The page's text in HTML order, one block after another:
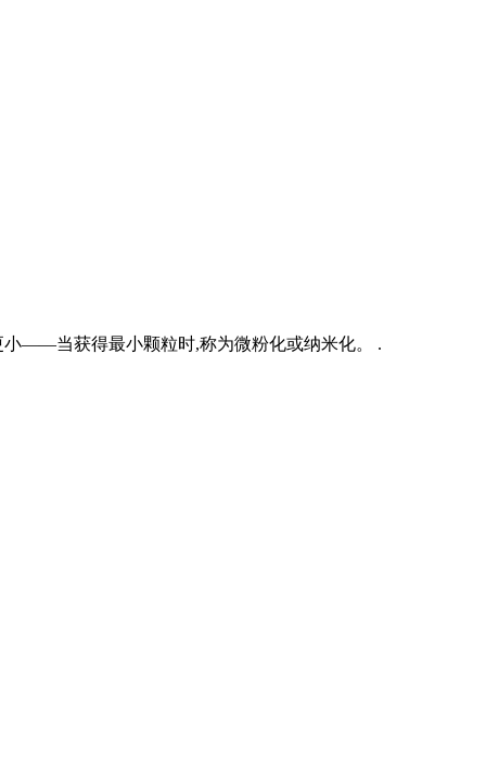
小——当获得最小颗粒时,称为微粉化或纳米化。 .